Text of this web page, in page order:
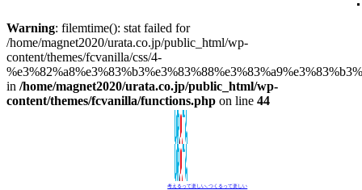
Warning: filemtime(): stat failed for
/home/magnet2020/urata.co.jp/public_html/wp-
content/themes/fcvanilla/css/4-
in /home/magnet2020/urata.co.jp/public_html/wp-
content/themes/fcvanilla/functions.php on line 44
考えるって楽しい､つくるって楽しい